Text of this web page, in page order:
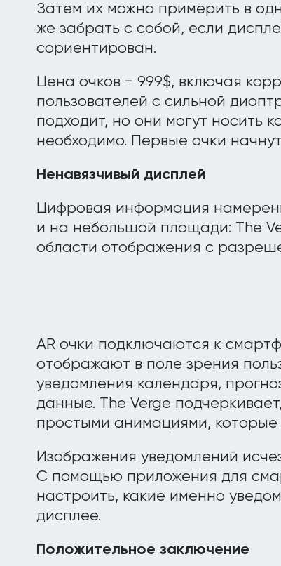
Затем их можно примерить в
же забрать с собой, если
сориентирован.
Цена очков − 999$, включая
пользователей с сильной
подходит, но они могут носить
необходимо. Первые очки
Ненавязчивый дисплей
Цифровая информация
и на небольшой площади: The
области отображения с
AR очки подключаются к
отображают в поле зрения
уведомления календаря,
данные. The Verge
простыми анимациями, которые
Изображения уведомлений
С помощью приложения для
настроить, какие именно
дисплее.
Положительное заключение